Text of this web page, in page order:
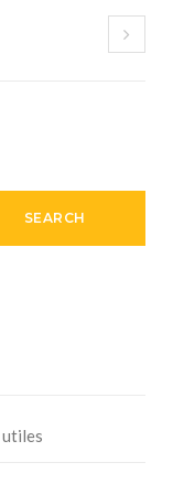
SEARCH
utiles